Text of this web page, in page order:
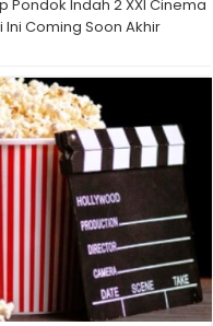
Pondok Indah 2 XXI Cinema
Coming Soon Akhir